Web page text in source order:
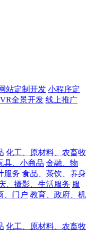
站定制开发 小程序定
VR全景开发 线上推广
化工、原材料、农畜牧
具、小商品 金融、物
服务 食品、茶饮、养身
、摄影、生活服务 服
、门户 教育、政府、机
化工、原材料、农畜牧